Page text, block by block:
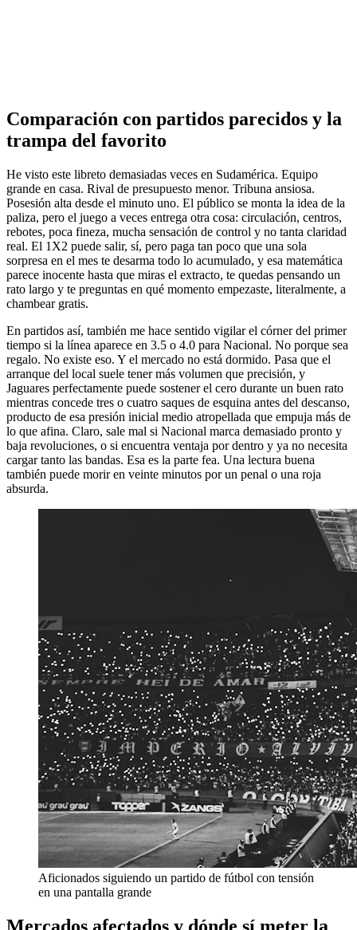
Comparación con partidos parecidos y la
trampa del favorito
He visto este libreto demasiadas veces en Sudamérica. Equipo
grande en casa. Rival de presupuesto menor. Tribuna ansiosa.
Posesión alta desde el minuto uno. El público se monta la idea de la
paliza, pero el juego a veces entrega otra cosa: circulación, centros,
rebotes, poca fineza, mucha sensación de control y no tanta claridad
real. El 1X2 puede salir, sí, pero paga tan poco que una sola
sorpresa en el mes te desarma todo lo acumulado, y esa matemática
parece inocente hasta que miras el extracto, te quedas pensando un
rato largo y te preguntas en qué momento empezaste, literalmente, a
chambear gratis.
En partidos así, también me hace sentido vigilar el córner del primer
tiempo si la línea aparece en 3.5 o 4.0 para Nacional. No porque sea
regalo. No existe eso. Y el mercado no está dormido. Pasa que el
arranque del local suele tener más volumen que precisión, y
Jaguares perfectamente puede sostener el cero durante un buen rato
mientras concede tres o cuatro saques de esquina antes del descanso,
producto de esa presión inicial medio atropellada que empuja más de
lo que afina. Claro, sale mal si Nacional marca demasiado pronto y
baja revoluciones, o si encuentra ventaja por dentro y ya no necesita
cargar tanto las bandas. Esa es la parte fea. Una lectura buena
también puede morir en veinte minutos por un penal o una roja
absurda.
Aficionados siguiendo un partido de fútbol con tensión
en una pantalla grande